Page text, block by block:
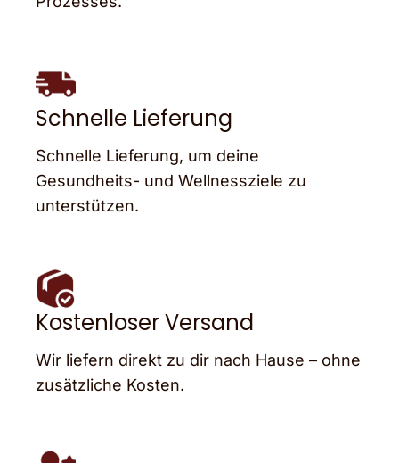
Schnelle Lieferung
Schnelle Lieferung, um deine
Gesundheits- und Wellnessziele zu
unterstützen.
Kostenloser Versand
Wir liefern direkt zu dir nach Hause – ohne
zusätzliche Kosten.